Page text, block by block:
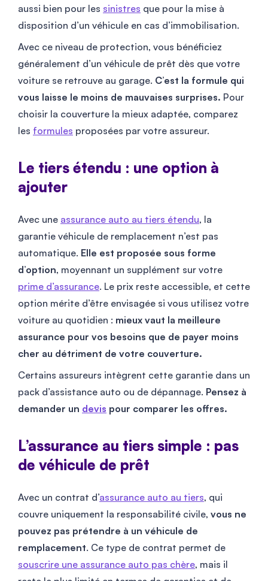
aussi bien pour les sinistres que pour la mise à
disposition d’un véhicule en cas d’immobilisation.
Avec ce niveau de protection, vous bénéficiez
généralement d’un véhicule de prêt dès que votre
voiture se retrouve au garage. C’est la formule qui
vous laisse le moins de mauvaises surprises. Pour
choisir la couverture la mieux adaptée, comparez
les formules proposées par votre assureur.
Le tiers étendu : une option à
ajouter
Avec une assurance auto au tiers étendu, la
garantie véhicule de remplacement n’est pas
automatique. Elle est proposée sous forme
d’option, moyennant un supplément sur votre
prime d’assurance. Le prix reste accessible, et cette
option mérite d’être envisagée si vous utilisez votre
voiture au quotidien : mieux vaut la meilleure
assurance pour vos besoins que de payer moins
cher au détriment de votre couverture.
Certains assureurs intègrent cette garantie dans un
pack d’assistance auto ou de dépannage. Pensez à
demander un devis pour comparer les offres.
L’assurance au tiers simple : pas
de véhicule de prêt
Avec un contrat d’assurance auto au tiers, qui
couvre uniquement la responsabilité civile, vous ne
pouvez pas prétendre à un véhicule de
remplacement. Ce type de contrat permet de
souscrire une assurance auto pas chère, mais il